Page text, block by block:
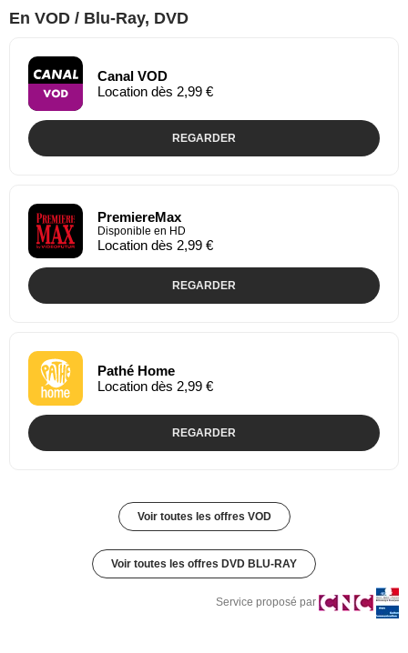
En VOD / Blu-Ray, DVD
Canal VOD
Location dès 2,99 €
REGARDER
PremiereMax
Disponible en HD
Location dès 2,99 €
REGARDER
Pathé Home
Location dès 2,99 €
REGARDER
Voir toutes les offres VOD
Voir toutes les offres DVD BLU-RAY
Service proposé par